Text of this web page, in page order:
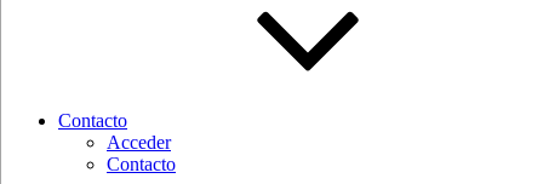
Contacto
Acceder
Contacto